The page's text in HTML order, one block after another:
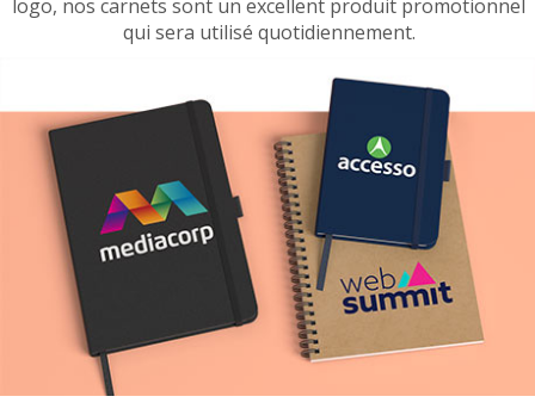
logo, nos carnets sont un excellent produit promotionnel
qui sera utilisé quotidiennement.